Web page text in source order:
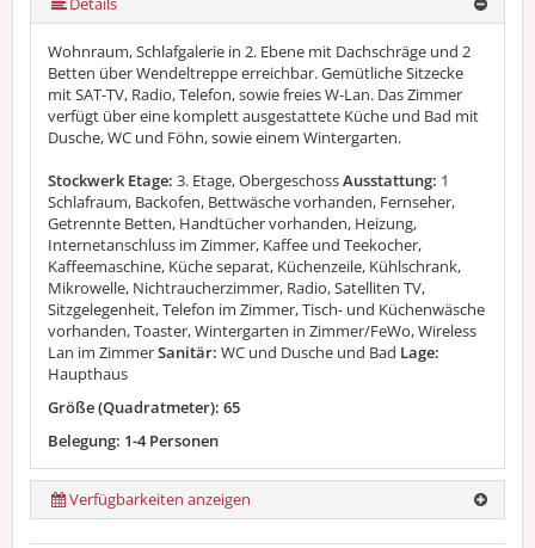
Wohnraum, Schlafgalerie in 2. Ebene mit Dachschräge und 2
Betten über Wendeltreppe erreichbar. Gemütliche Sitzecke
mit SAT-TV, Radio, Telefon, sowie freies W-Lan. Das Zimmer
verfügt über eine komplett ausgestattete Küche und Bad mit
Dusche, WC und Föhn, sowie einem Wintergarten.
Stockwerk Etage: 3. Etage, ObergeschossAusstattung: 1
Schlafraum, Backofen, Bettwäsche vorhanden, Fernseher,
Getrennte Betten, Handtücher vorhanden, Heizung,
Internetanschluss im Zimmer, Kaffee und Teekocher,
Kaffeemaschine, Küche separat, Küchenzeile, Kühlschrank,
Mikrowelle, Nichtraucherzimmer, Radio, Satelliten TV,
Sitzgelegenheit, Telefon im Zimmer, Tisch- und Küchenwäsche
vorhanden, Toaster, Wintergarten in Zimmer/FeWo, Wireless
Lan im ZimmerSanitär: WC und Dusche und Bad Lage:
Haupthaus
Größe (Quadratmeter): 65
Belegung: 1-4 Personen
Verfügbarkeiten anzeigen